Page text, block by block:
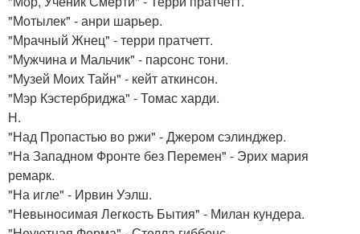
"Мотылек" - анри шарьер.
"Мрачный Жнец" - терри пратчетт.
"Мужчина и Мальчик" - парсонс тони.
"Музей Моих Тайн" - кейт аткинсон.
"Мэр Кэстербриджа" - Томас харди.
Н.
"Над Пропастью во ржи" - Джером сэлинджер.
"На Западном Фронте без Перемен" - Эрих мария
ремарк.
"На игле" - Ирвин Уэлш.
"Невыносимая Легкость Бытия" - Милан кундера.